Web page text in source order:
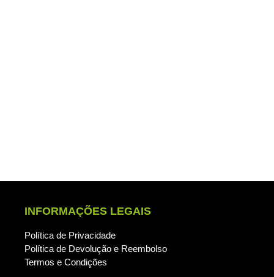
INFORMAÇÕES LEGAIS
Política de Privacidade
Política de Devolução e Reembolso
Termos e Condições